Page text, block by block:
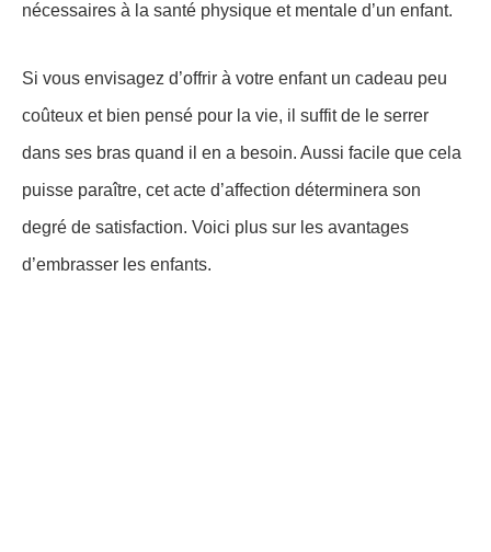
nécessaires à la santé physique et mentale d’un enfant.
Si vous envisagez d’offrir à votre enfant un cadeau peu
coûteux et bien pensé pour la vie, il suffit de le serrer
dans ses bras quand il en a besoin. Aussi facile que cela
puisse paraître, cet acte d’affection déterminera son
degré de satisfaction. Voici plus sur les avantages
d’embrasser les enfants.